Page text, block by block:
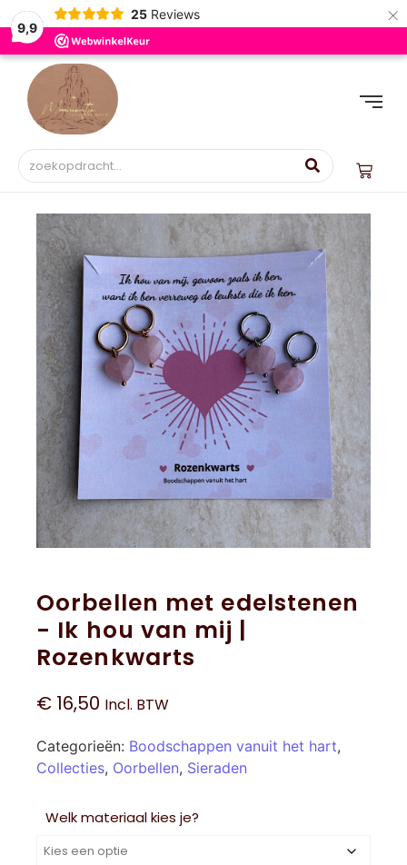
9,9
25 Reviews ×
Oorbellen met edelstenen
- Ik hou van mij |
Rozenkwarts
€ 16,50 Incl. BTW
Categorieën: Boodschappen vanuit het hart,
Collecties, Oorbellen, Sieraden
Welk materiaal kies je?